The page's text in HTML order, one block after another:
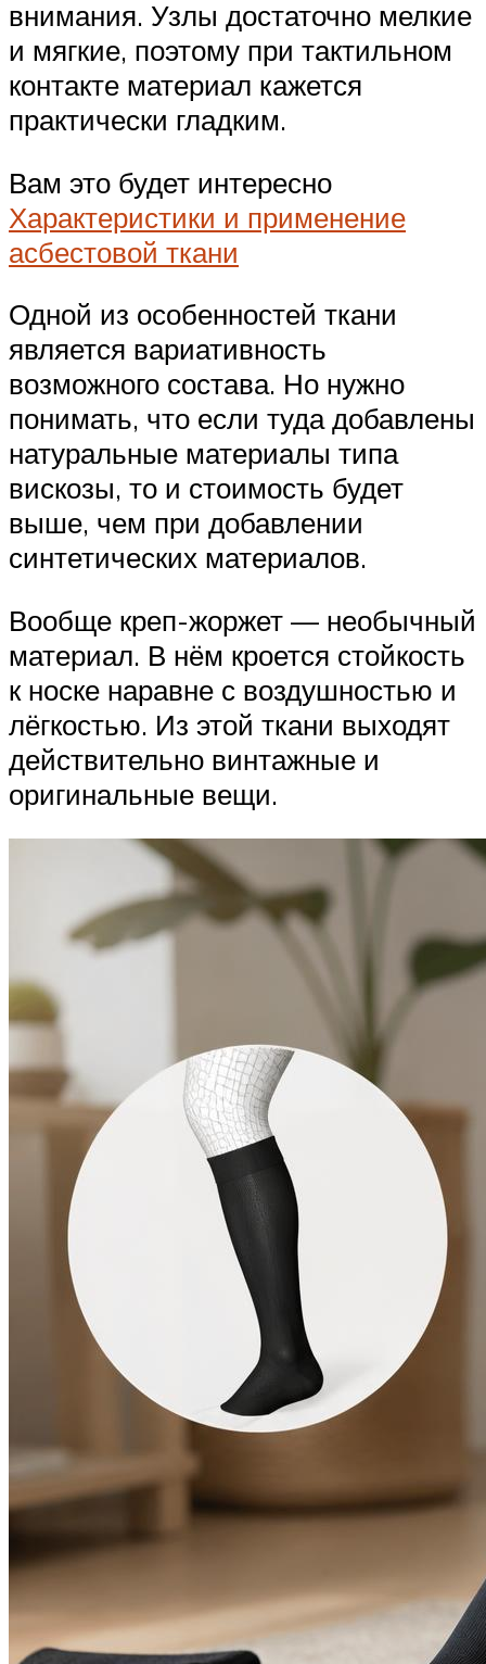
внимания. Узлы достаточно мелкие
и мягкие, поэтому при тактильном
контакте материал кажется
практически гладким.
Вам это будет интересно
Характеристики и применение
асбестовой ткани
Одной из особенностей ткани
является вариативность
возможного состава. Но нужно
понимать, что если туда добавлены
натуральные материалы типа
вискозы, то и стоимость будет
выше, чем при добавлении
синтетических материалов.
Вообще креп-жоржет — необычный
материал. В нём кроется стойкость
к носке наравне с воздушностью и
лёгкостью. Из этой ткани выходят
действительно винтажные и
оригинальные вещи.